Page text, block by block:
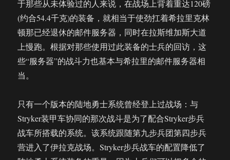
于那些从未体验过的人来说，在战场上背着重达120磅
(约合54.4千克)的装备，就相当于使劲扛着希拉里克林
顿那已经退休的邮件服务器，同时在拉斯维加斯大道
上慢跑。根据对那些使用过此装备的士兵的回访，这
些“服务器”的战斗力也基本与希拉里的邮件服务器相
当。
只有一个版本的陆地勇士系统曾经登上过战场：与
Stryker装甲车协同的那次战斗是为了配合Stryker步兵
战车所搭载的系统。该系统跟随第九步兵团第四步兵
营进入了伊拉克战场。Stryker步兵战车的配置降低了